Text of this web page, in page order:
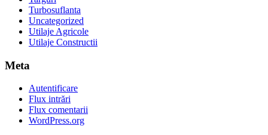
Turbosuflanta
Uncategorized
Utilaje Agricole
Utilaje Constructii
Meta
Autentificare
Flux intrări
Flux comentarii
WordPress.org